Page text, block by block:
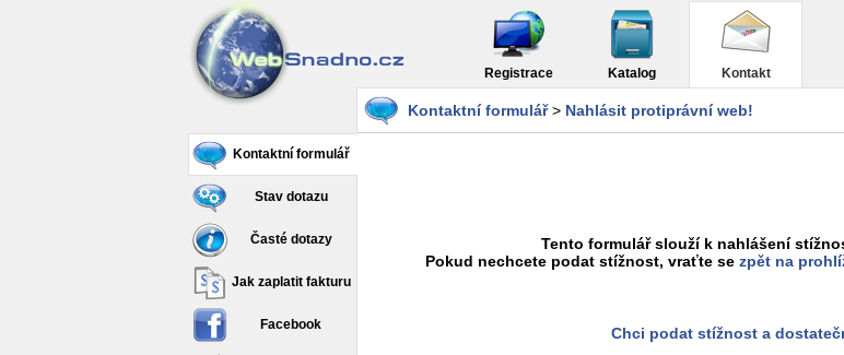
Registrace Katalog Kontakt
Kontaktní formulář
Stav dotazu
Časté dotazy
Jak zaplatit fakturu
Facebook
Kontaktní formulář> Nahlásit protiprávní web!
Tento formulář slouží k nahlášení
Pokud nechcete podat stížnost, vraťte se zpět na
Chci podat stížnost a